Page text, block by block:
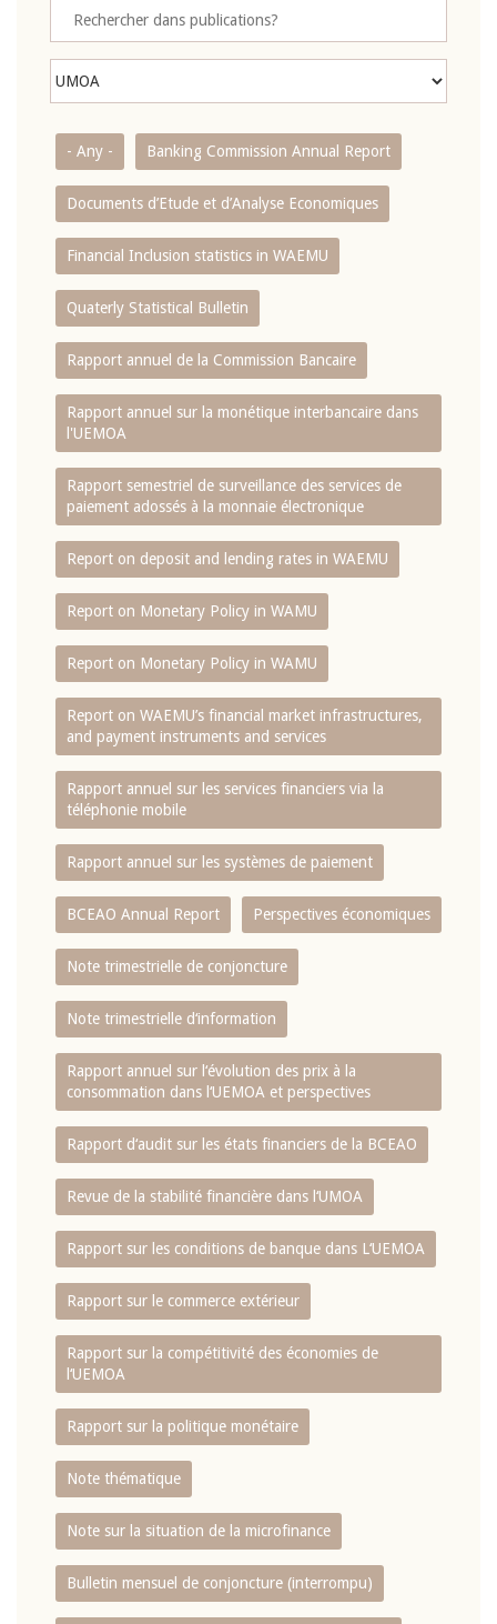
- Any - Banking Commission Annual Report
Documents d’Etude et d’Analyse Economiques
Financial Inclusion statistics in WAEMU
Quaterly Statistical Bulletin
Rapport annuel de la Commission Bancaire
Rapport annuel sur la monétique interbancaire dans
l'UEMOA
Rapport semestriel de surveillance des services de
paiement adossés à la monnaie électronique
Report on deposit and lending rates in WAEMU
Report on Monetary Policy in WAMU
Report on Monetary Policy in WAMU
Report on WAEMU’s financial market infrastructures,
and payment instruments and services
Rapport annuel sur les services financiers via la
téléphonie mobile
Rapport annuel sur les systèmes de paiement
BCEAO Annual Report Perspectives économiques
Note trimestrielle de conjoncture
Note trimestrielle d‘information
Rapport annuel sur l‘évolution des prix à la
consommation dans l‘UEMOA et perspectives
Rapport d‘audit sur les états financiers de la BCEAO
Revue de la stabilité financière dans l‘UMOA
Rapport sur les conditions de banque dans L‘UEMOA
Rapport sur le commerce extérieur
Rapport sur la compétitivité des économies de
l‘UEMOA
Rapport sur la politique monétaire
Note thématique
Note sur la situation de la microfinance
Bulletin mensuel de conjoncture (interrompu)